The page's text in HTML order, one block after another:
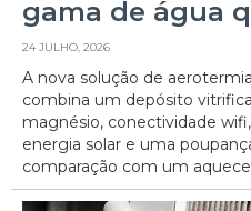
gama de água
24 JULHO, 2026
A nova solução de
combina um depósito
magnésio, conectividade
energia solar e uma
comparação com um